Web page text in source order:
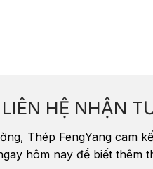
LIÊN HỆ NHẬN
Thép FengYang cam
hôm nay để biết thêm